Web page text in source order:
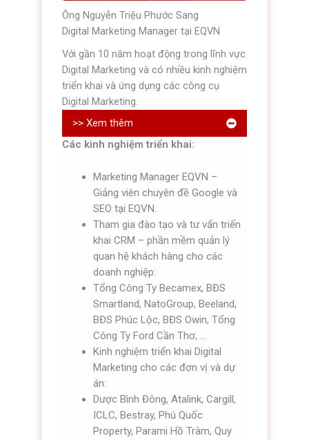
Ông Nguyễn Triệu Phước Sang
Digital Marketing Manager tại EQVN
Với gần 10 năm hoạt động trong lĩnh vực
Digital Marketing và có nhiều kinh nghiệm
triển khai và ứng dụng các công cụ
Digital Marketing.
>> Xem thêm
Các kinh nghiệm triển khai:
Marketing Manager EQVN –
Giảng viên chuyên đề Google và
SEO tại EQVN.
Tham gia đào tạo và tư vấn triển
khai CRM – phần mềm quản lý
quan hệ khách hàng cho các
doanh nghiệp:
Tổng Công Ty Becamex, BĐS
Smartland, NatoGroup, Beeland,
BĐS Phúc Lộc, BĐS Owin, Tổng
Công Ty Ford Cần Thơ, …
Kinh nghiệm triển khai Digital
Marketing cho các đơn vị và dự
án:
Dược Bình Đông, Atalink, Cargill,
ICLC, Bestray, Phú Quốc
Property, Parami Hồ Tràm, Quy